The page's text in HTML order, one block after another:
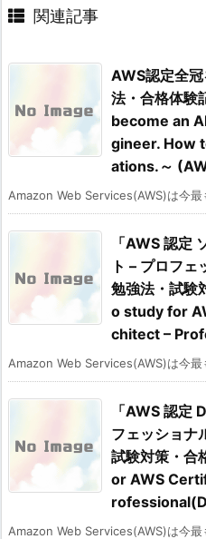
関連記事
AWS認定全
法・合格体験
become an
gineer. How
ations.～
Amazon Web Services(AWS)は今
「AWS 認定
ト – プロフェ
勉強法・試験
o study for
chitect –
Amazon Web Services(AWS)は今
「AWS 認定
フェッショナ
試験対策・
or AWS
Amazon Web Services(AWS)は今